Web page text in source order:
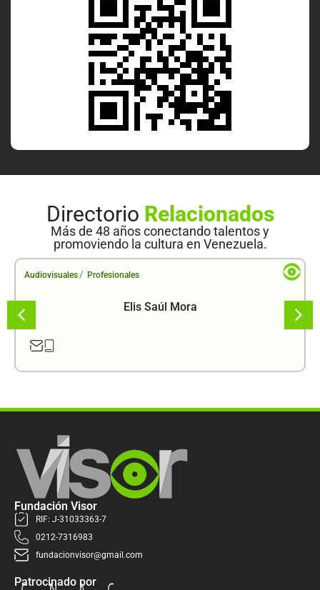
Directorio Relacionados
Más de 48 años conectando talentos y
promoviendo la cultura en Venezuela.
Audiovisuales / Profesionales
Elis Saúl Mora
Fundación Visor
RIF: J-31033363-7
0212-7316983
fundacionvisor@gmail.com
Patrocinado por